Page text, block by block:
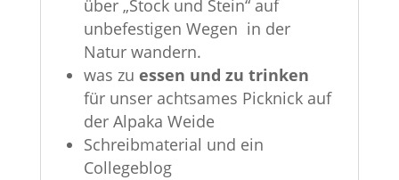
über „Stock und Stein“ auf
unbefestigen Wegen in der
Natur wandern.
was zu essen und zu trinken
für unser achtsames Picknick auf
der Alpaka Weide
Schreibmaterial und ein
Collegeblog